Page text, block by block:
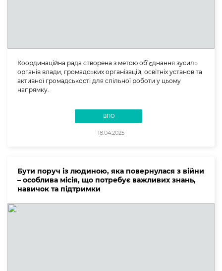
Координаційна рада створена з метою об’єднання зусиль
органів влади, громадських організацій, освітніх установ та
активної громадськості для спільної роботи у цьому
напрямку.
ВПО
18.04.2025
Бути поруч із людиною, яка повернулася з війни
– особлива місія, що потребує важливих знань,
навичок та підтримки